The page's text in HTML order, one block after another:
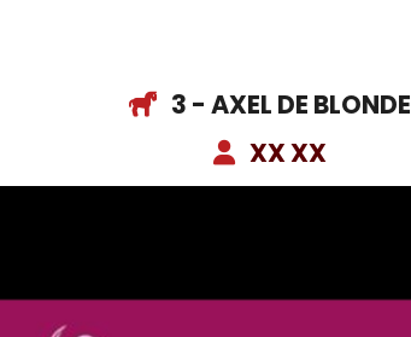
3 - AXEL DE BLONDE
XX XX